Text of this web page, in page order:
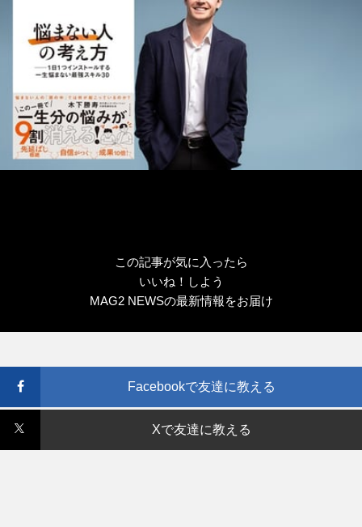
この記事が気に入ったら
いいね！しよう
MAG2 NEWSの最新情報をお届け
Facebookで友達に教える
Xで友達に教える